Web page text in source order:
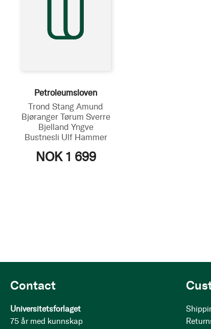
Petroleumsloven
Trond Stang Amund
Bjøranger Tørum Sverre
Bjelland Yngve
Bustnesli Ulf Hammer
NOK 1 699
Contact
Universitetsforlaget
75 år med kunnskap